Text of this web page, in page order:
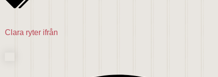
Clara ryter ifrån